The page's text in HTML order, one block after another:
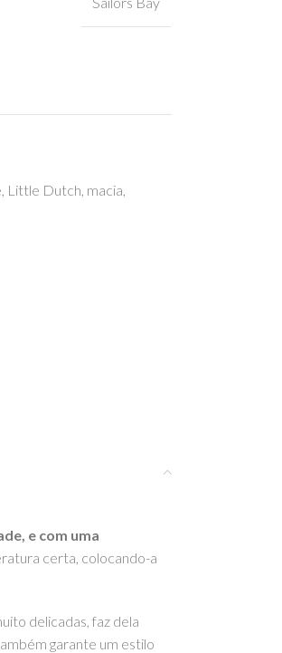
, Little Dutch, macia,
e com uma
certa, colocando-a
delicadas, faz dela
garante um estilo